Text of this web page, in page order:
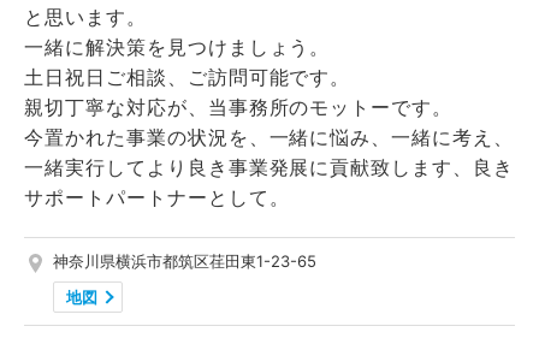
と思います。
一緒に解決策を見つけましょう。
土日祝日ご相談、ご訪問可能です。
親切丁寧な対応が、当事務所のモットーです。
今置かれた事業の状況を、一緒に悩み、一緒に考え、
一緒実行してより良き事業発展に貢献致します、良き
サポートパートナーとして。
神奈川県横浜市都筑区荏田東1-23-65
地図